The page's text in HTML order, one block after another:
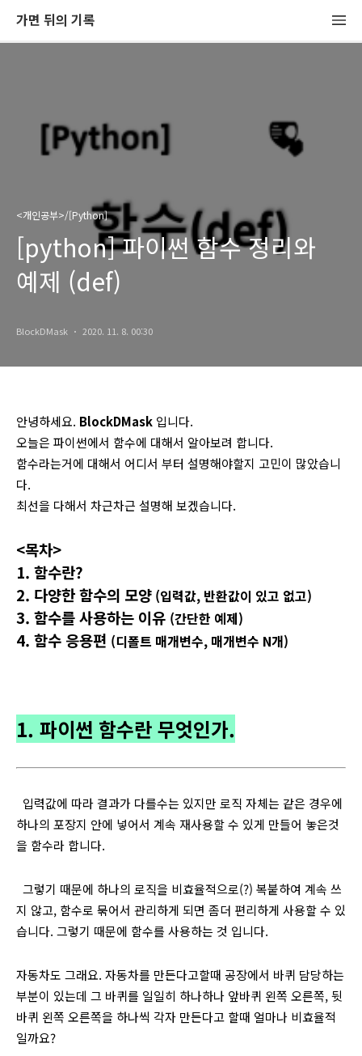
가면 뒤의 기록
<개인공부>/[Python]
[python] 파이썬 함수 정리와
예제 (def)
BlockDMask 2020. 11. 8. 00:30
안녕하세요. BlockDMask 입니다.
오늘은 파이썬에서 함수에 대해서 알아보려 합니다.
함수라는거에 대해서 어디서 부터 설명해야할지 고민이 많았습니
다.
최선을 다해서 차근차근 설명해 보겠습니다.
<목차>
1. 함수란?
2. 다양한 함수의 모양 (입력값, 반환값이 있고 없고)
3. 함수를 사용하는 이유 (간단한 예제)
4. 함수 응용편 (디폴트 매개변수, 매개변수 N개)
1. 파이썬 함수란 무엇인가.
입력값에 따라 결과가 다를수는 있지만 로직 자체는 같은 경우에
하나의 포장지 안에 넣어서 계속 재사용할 수 있게 만들어 놓은것
을 함수라 합니다.
그렇기 때문에 하나의 로직을 비효율적으로(?) 복붙하여 계속 쓰
지 않고, 함수로 묶어서 관리하게 되면 좀더 편리하게 사용할 수 있
습니다. 그렇기 때문에 함수를 사용하는 것 입니다.
자동차도 그래요. 자동차를 만든다고할때 공장에서 바퀴 담당하는
부분이 있는데 그 바퀴를 일일히 하나하나 앞바퀴 왼쪽 오른쪽, 뒷
바퀴 왼쪽 오른쪽을 하나씩 각자 만든다고 할때 얼마나 비효율적
일까요?